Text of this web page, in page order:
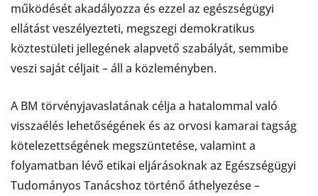
működését akadályozza és ezzel az egészségügyi
ellátást veszélyezteti, megszegi demokratikus
köztestületi jellegének alapvető szabályát, semmibe
veszi saját céljait – áll a közleményben.
A BM törvényjavaslatának célja a hatalommal való
visszaélés lehetőségének és az orvosi kamarai tagság
kötelezettségének megszüntetése, valamint a
folyamatban lévő etikai eljárásoknak az Egészségügyi
Tudományos Tanácshoz történő áthelyezése –